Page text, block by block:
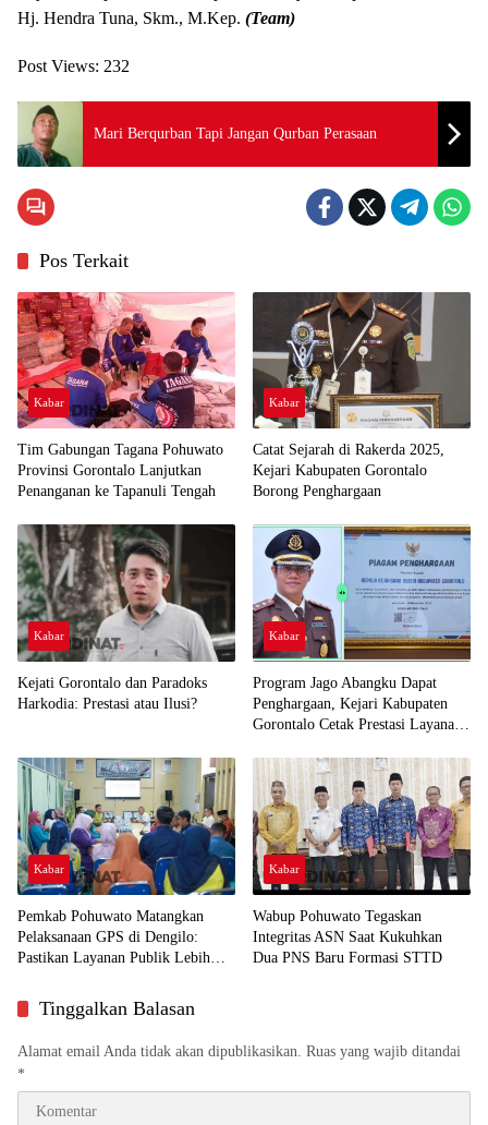
Hj. Hendra Tuna, Skm., M.Kep. (Team)
Post Views: 232
Mari Berqurban Tapi Jangan Qurban Perasaan
Pos Terkait
Kabar
Tim Gabungan Tagana Pohuwato
Provinsi Gorontalo Lanjutkan
Penanganan ke Tapanuli Tengah
Kabar
Catat Sejarah di Rakerda 2025,
Kejari Kabupaten Gorontalo
Borong Penghargaan
Kabar
Kejati Gorontalo dan Paradoks
Harkodia: Prestasi atau Ilusi?
Kabar
Program Jago Abangku Dapat
Penghargaan, Kejari Kabupaten
Gorontalo Cetak Prestasi Layanan
Kabar
Pemkab Pohuwato Matangkan
Pelaksanaan GPS di Dengilo:
Pastikan Layanan Publik Lebih
Kabar
Wabup Pohuwato Tegaskan
Integritas ASN Saat Kukuhkan
Dua PNS Baru Formasi STTD
Tinggalkan Balasan
Alamat email Anda tidak akan dipublikasikan. Ruas yang wajib ditandai
*